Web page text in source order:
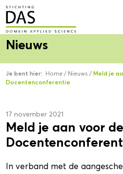
Nieuws
Je bent hier: Home / Nieuws / Meld je
Docentenconferentie
17 november 2021
Meld je aan voor
In verband met de